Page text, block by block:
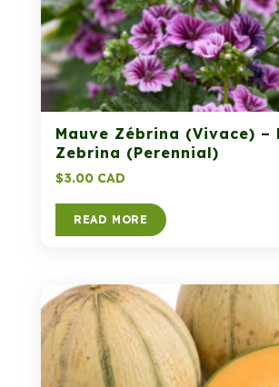
Mauve Zébrina (Vivace) –
Zebrina (Perennial)
$3.00 CAD
READ MORE